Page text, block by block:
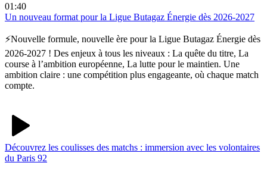
01:40
Un nouveau format pour la Ligue Butagaz Énergie dès 2026-2027
⚡️Nouvelle formule, nouvelle ère pour la Ligue Butagaz Énergie dès
2026-2027 ! Des enjeux à tous les niveaux : La quête du titre, La
course à l’ambition européenne, La lutte pour le maintien. Une
ambition claire : une compétition plus engageante, où chaque match
compte.
Découvrez les coulisses des matchs : immersion avec les volontaires
du Paris 92